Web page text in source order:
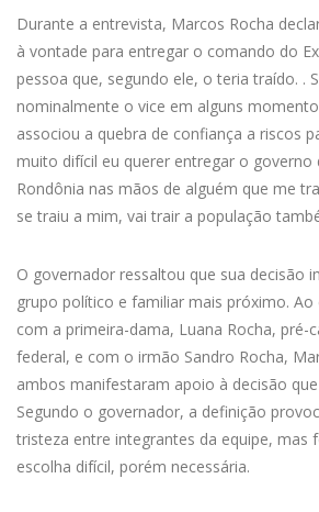
Durante a entrevista, Marcos Rocha
à vontade para entregar o comando do
pessoa que, segundo ele, o teria traído. .
nominalmente o vice em alguns
associou a quebra de confiança a riscos
muito difícil eu querer entregar o governo
Rondônia nas mãos de alguém que me
se traiu a mim, vai trair a população
O governador ressaltou que sua decisão
grupo político e familiar mais próximo.
com a primeira-dama, Luana Rocha, pré-
federal, e com o irmão Sandro Rocha,
ambos manifestaram apoio à decisão
Segundo o governador, a definição
tristeza entre integrantes da equipe, mas
escolha difícil, porém necessária.